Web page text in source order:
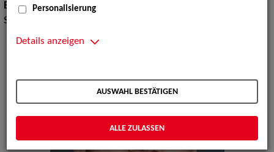
Erscheinungsbild:Arabisch, Lateinamerikanisch,
Südeuropäisch
Personalisierung
Details anzeigen
AUSWAHL BESTÄTIGEN
ALLE ZULASSEN